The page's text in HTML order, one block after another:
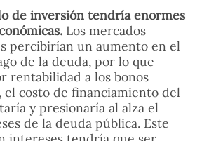
de inversión tendría enormes
Los mercados
percibirían un aumento en el
de la deuda, por lo que
rentabilidad a los bonos
el costo de financiamiento del
y presionaría al alza el
de la deuda pública. Este